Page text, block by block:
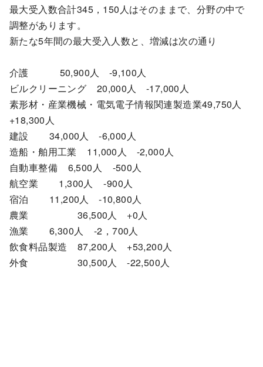
最大受入数合計345，150人はそのままで、分野の中で
調整があります。
新たな5年間の最大受入人数と、増減は次の通り
介護 50,900人 -9,100人
ビルクリーニング 20,000人 -17,000人
素形材・産業機械・電気電子情報関連製造業49,750人
+18,300人
建設 34,000人 -6,000人
造船・舶用工業 11,000人 -2,000人
自動車整備 6,500人 -500人
航空業 1,300人 -900人
宿泊 11,200人 -10,800人
農業 36,500人 +0人
漁業 6,300人 -2，700人
飲食料品製造 87,200人 +53,200人
外食 30,500人 -22,500人